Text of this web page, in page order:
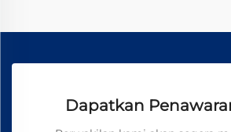
Dapatkan